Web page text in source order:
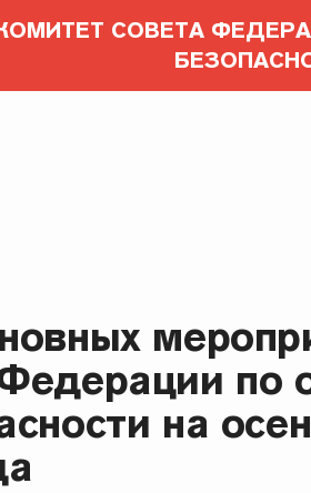
СОВЕТА
по
на